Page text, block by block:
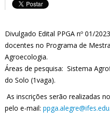
Divulgado Edital PPGA nº 01/
docentes no Programa de
Agroecologia.
Áreas de pesquisa: Sistema
do Solo (1vaga).
As inscrições serão realizadas
pelo e-mail: